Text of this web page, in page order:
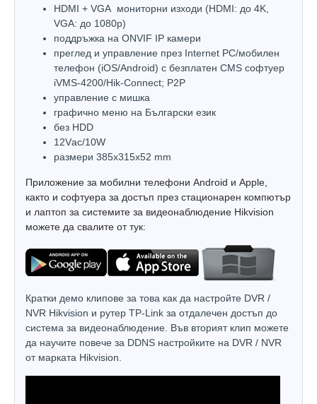
HDMI + VGA мониторни изходи (HDMI: до 4K,
VGA: до 1080р)
поддръжка на ONVIF IP камери
преглед и управление през Internet PC/мобилен
телефон (iOS/Android) с безплатен CMS софтуер
iVMS-4200/Hik-Connect; P2P
управлeние с мишка
графично меню на Български език
без HDD
12Vаc/10W
размери 385х315х52 mm
Приложение за мобилни телефони Android и Apple,
както и софтуера за достъп през стационарен компютър
и лаптоп за системите за видеонаблюдение Hikvision
можете да свалите от тук:
Кратки демо клипове за това как да настройте DVR /
NVR Hikvision и рутер TP-Link за отдалечен достъп до
система за видеонаблюдение. Във вторият клип можете
да научите повече за DDNS настройките на DVR / NVR
от марката Hikvision.